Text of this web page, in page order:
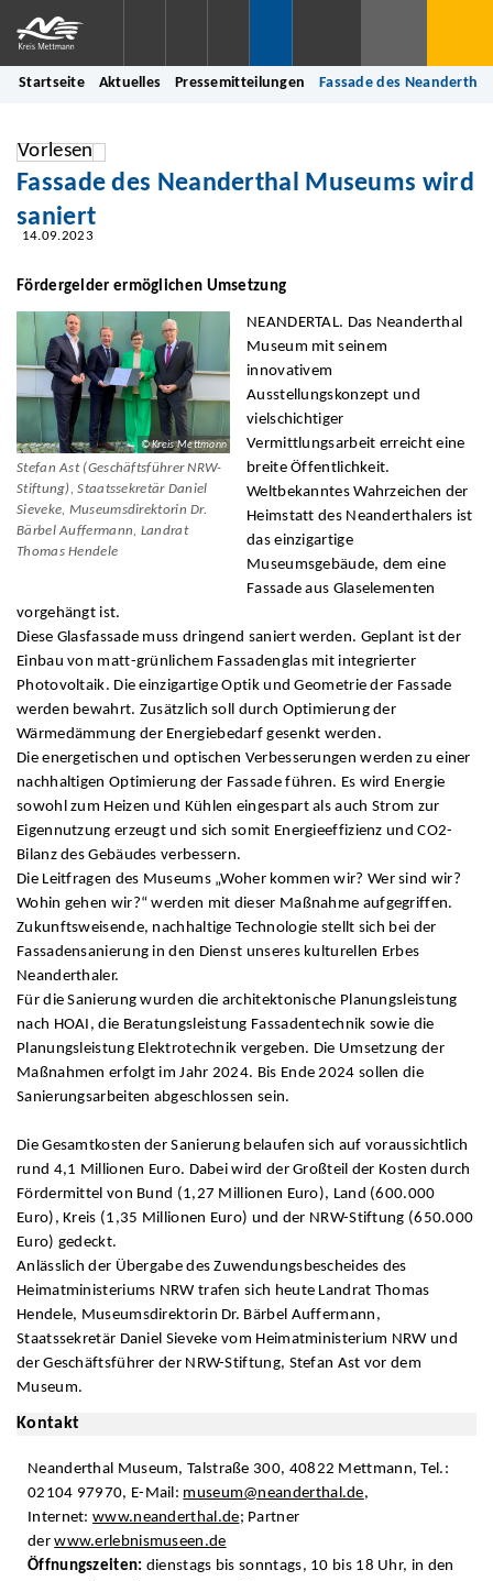
Startseite Aktuelles Pressemitteilungen Fassade des
Vorlesen
Fassade des Neanderthal Museums wird
saniert
14.09.2023
Fördergelder ermöglichen Umsetzung
© Kreis Mettmann
Stefan Ast (Geschäftsführer NRW-
Stiftung), Staatssekretär Daniel
Sieveke, Museumsdirektorin Dr.
Bärbel Auffermann, Landrat
Thomas Hendele
NEANDERTAL. Das Neanderthal
Museum mit seinem
innovativem
Ausstellungskonzept und
vielschichtiger
Vermittlungsarbeit erreicht eine
breite Öffentlichkeit.
Weltbekanntes Wahrzeichen der
Heimstatt des Neanderthalers ist
das einzigartige
Museumsgebäude, dem eine
Fassade aus Glaselementen
vorgehängt ist.
Diese Glasfassade muss dringend saniert werden. Geplant ist der
Einbau von matt-grünlichem Fassadenglas mit integrierter
Photovoltaik. Die einzigartige Optik und Geometrie der Fassade
werden bewahrt. Zusätzlich soll durch Optimierung der
Wärmedämmung der Energiebedarf gesenkt werden.
Die energetischen und optischen Verbesserungen werden zu einer
nachhaltigen Optimierung der Fassade führen. Es wird Energie
sowohl zum Heizen und Kühlen eingespart als auch Strom zur
Eigennutzung erzeugt und sich somit Energieeffizienz und CO2-
Bilanz des Gebäudes verbessern.
Die Leitfragen des Museums „Woher kommen wir? Wer sind wir?
Wohin gehen wir?“ werden mit dieser Maßnahme aufgegriffen.
Zukunftsweisende, nachhaltige Technologie stellt sich bei der
Fassadensanierung in den Dienst unseres kulturellen Erbes
Neanderthaler.
Für die Sanierung wurden die architektonische Planungsleistung
nach HOAI, die Beratungsleistung Fassadentechnik sowie die
Planungsleistung Elektrotechnik vergeben. Die Umsetzung der
Maßnahmen erfolgt im Jahr 2024. Bis Ende 2024 sollen die
Sanierungsarbeiten abgeschlossen sein.
Die Gesamtkosten der Sanierung belaufen sich auf voraussichtlich
rund 4,1 Millionen Euro. Dabei wird der Großteil der Kosten durch
Fördermittel von Bund (1,27 Millionen Euro), Land (600.000
Euro), Kreis (1,35 Millionen Euro) und der NRW-Stiftung (650.000
Euro) gedeckt.
Anlässlich der Übergabe des Zuwendungsbescheides des
Heimatministeriums NRW trafen sich heute Landrat Thomas
Hendele, Museumsdirektorin Dr. Bärbel Auffermann,
Staatssekretär Daniel Sieveke vom Heimatministerium NRW und
der Geschäftsführer der NRW-Stiftung, Stefan Ast vor dem
Museum.
Kontakt
Neanderthal Museum, Talstraße 300, 40822 Mettmann, Tel.:
02104 97970, E-Mail: museum@neanderthal.de,
Internet:www.neanderthal.de; Partner
derwww.erlebnismuseen.de
Öffnungszeiten: dienstags bis sonntags, 10 bis 18 Uhr, in den